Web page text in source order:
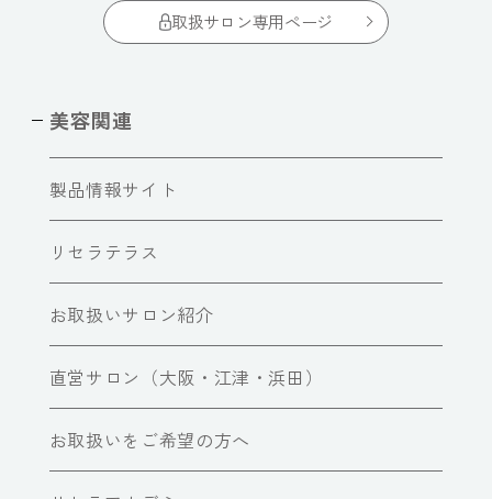
取扱サロン専用ページ
美容関連
製品情報サイト
リセラテラス
お取扱いサロン紹介
直営サロン（大阪・江津・浜田）
お取扱いをご希望の方へ